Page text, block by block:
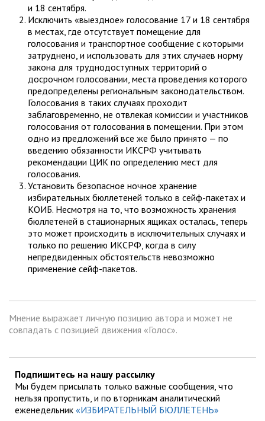
и 18 сентября.
Исключить «выездное» голосование 17 и 18 сентября
в местах, где отсутствует помещение для
голосования и транспортное сообщение с которыми
затруднено, и использовать для этих случаев норму
закона для труднодоступных территорий о
досрочном голосовании, места проведения которого
предопределены региональным законодательством.
Голосования в таких случаях проходит
заблаговременно, не отвлекая комиссии и участников
голосования от голосования в помещении. При этом
одно из предложений все же было принято — по
введению обязанности ИКСРФ учитывать
рекомендации ЦИК по определению мест для
голосования.
Установить безопасное ночное хранение
избирательных бюллетеней только в сейф-пакетах и
КОИБ. Несмотря на то, что возможность хранения
бюллетеней в стационарных ящиках осталась, теперь
это может происходить в исключительных случаях и
только по решению ИКСРФ, когда в силу
непредвиденных обстоятельств невозможно
применение сейф-пакетов.
Мнение выражает личную позицию автора и может не
совпадать с позицией движения «Голос».
Подпишитесь на нашу рассылку
Мы будем присылать только важные сообщения, что
нельзя пропустить, и по вторникам аналитический
еженедельник «ИЗБИРАТЕЛЬНЫЙ БЮЛЛЕТЕНЬ»